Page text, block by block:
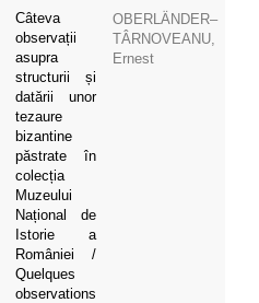
Câteva
observații
asupra
structurii și
datării unor
tezaure
bizantine
păstrate în
colecția
Muzeului
Național de
Istorie a
României /
Quelques
observations
OBERLÄNDER–
TÂRNOVEANU,
Ernest